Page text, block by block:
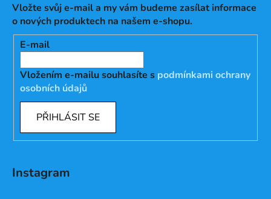
Vložte svůj e-mail a my vám budeme zasílat informace
o nových produktech na našem e-shopu.
E-mail
Vložením e-mailu souhlasíte s podmínkami ochrany
osobních údajů
PŘIHLÁSIT SE
Instagram